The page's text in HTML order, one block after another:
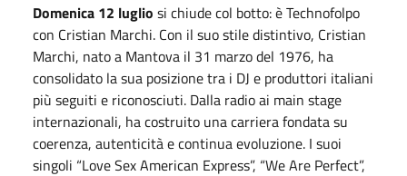
Domenica 12 luglio si chiude col botto: è Technofolpo
con Cristian Marchi. Con il suo stile distintivo, Cristian
Marchi, nato a Mantova il 31 marzo del 1976, ha
consolidato la sua posizione tra i DJ e produttori italiani
più seguiti e riconosciuti. Dalla radio ai main stage
internazionali, ha costruito una carriera fondata su
coerenza, autenticità e continua evoluzione. I suoi
singoli “Love Sex American Express”, “We Are Perfect”,